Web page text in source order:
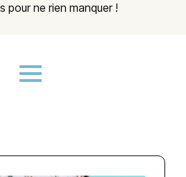
pour ne rien manquer !